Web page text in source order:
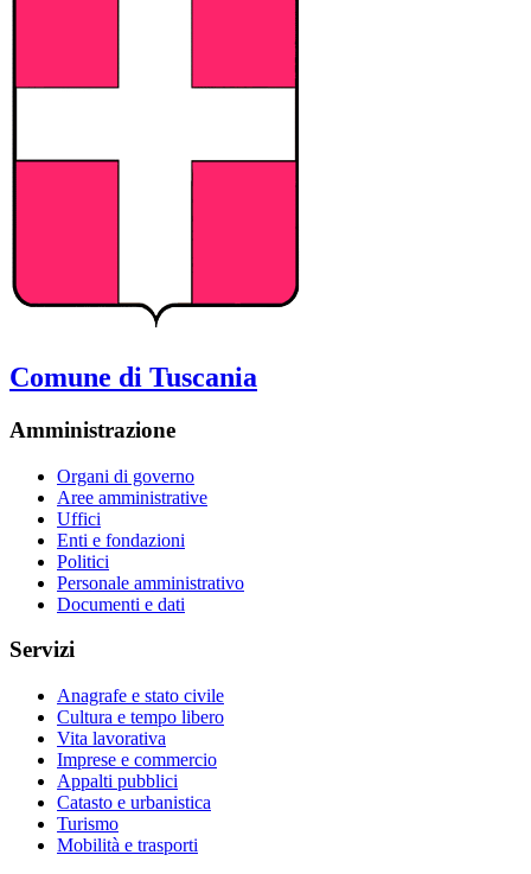
Comune di Tuscania
Amministrazione
Organi di governo
Aree amministrative
Uffici
Enti e fondazioni
Politici
Personale amministrativo
Documenti e dati
Servizi
Anagrafe e stato civile
Cultura e tempo libero
Vita lavorativa
Imprese e commercio
Appalti pubblici
Catasto e urbanistica
Turismo
Mobilità e trasporti